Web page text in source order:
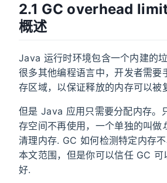
2.1 GC overhead
概述
Java 运行时环境包含一个内建的
很多其他编程语言中，开发者需要
存区域，以保证释放的内存可以被
但是 Java 应用只需要分配内存。
存空间不再使用，一个单独的叫做
清理内存. GC 如何检测特定内存
本文范围，但是你可以信任 GC 可
好.